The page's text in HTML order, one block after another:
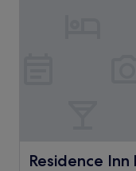
Residence
Residence Inn by